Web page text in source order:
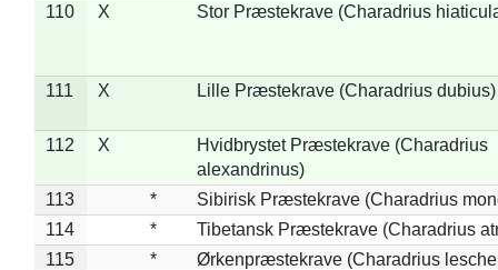
110 X Stor Præstekrave (Charadrius
111 X Lille Præstekrave (Charadrius dubius)
112 X
Hvidbrystet Præstekrave (Charadrius
alexandrinus)
113
*
Sibirisk Præstekrave (Charadrius
114
*
Tibetansk Præstekrave (Charadrius
115
*
Ørkenpræstekrave (Charadrius